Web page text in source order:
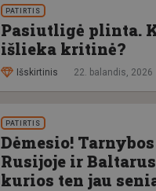
PATIRTIS
Pasiutligė plinta.
išlieka kritinė?
Išskirtinis 22. balandis, 2026
PATIRTIS
Dėmesio!
Rusijoje ir
kurios ten jau